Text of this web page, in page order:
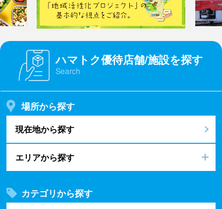
ハマトク優待店舗/施設を探す
Search
場所から探す
現在地から探す
エリアから探す
カテゴリから探す